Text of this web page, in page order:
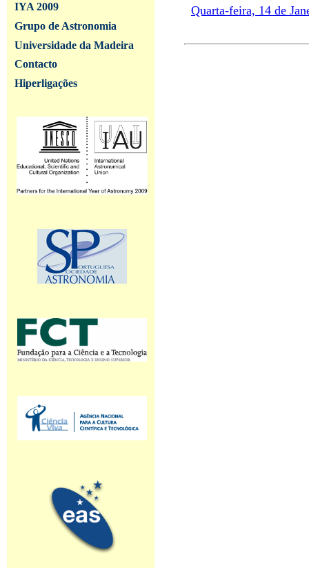
IYA 2009
Grupo de Astronomia
Universidade da Madeira
Contacto
Hiperligações
Quarta-feira, 14 de